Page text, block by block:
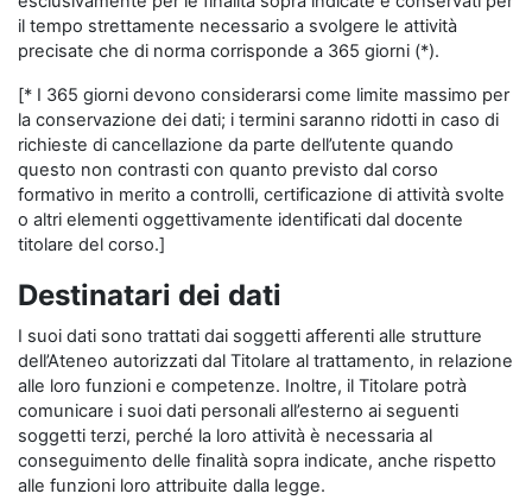
il tempo strettamente necessario a svolgere le attività
precisate che di norma corrisponde a 365 giorni (*).
[* I 365 giorni devono considerarsi come limite massimo per
la conservazione dei dati; i termini saranno ridotti in caso di
richieste di cancellazione da parte dell’utente quando
questo non contrasti con quanto previsto dal corso
formativo in merito a controlli, certificazione di attività svolte
o altri elementi oggettivamente identificati dal docente
titolare del corso.]
Destinatari dei dati
I suoi dati sono trattati dai soggetti afferenti alle strutture
dell’Ateneo autorizzati dal Titolare al trattamento, in relazione
alle loro funzioni e competenze. Inoltre, il Titolare potrà
comunicare i suoi dati personali all’esterno ai seguenti
soggetti terzi, perché la loro attività è necessaria al
conseguimento delle finalità sopra indicate, anche rispetto
alle funzioni loro attribuite dalla legge.